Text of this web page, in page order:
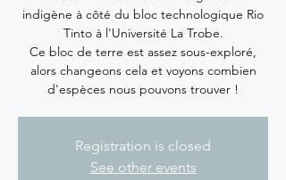
indigène à côté du bloc technologique Rio
Tinto à l'Université La Trobe.
Ce bloc de terre est assez sous-exploré,
alors changeons cela et voyons combien
d'espèces nous pouvons trouver !
Registration is closed
See other events